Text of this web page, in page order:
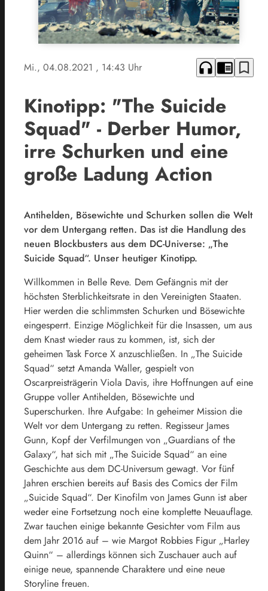
Mi., 04.08.2021 , 14:43 Uhr headphones chrome_reader_mode bookmark_border
Kinotipp: "The Suicide
Squad" - Derber Humor,
irre Schurken und eine
große Ladung Action
Antihelden, Bösewichte und Schurken sollen die Welt
vor dem Untergang retten. Das ist die Handlung des
neuen Blockbusters aus dem DC-Universe: „The
Suicide Squad“. Unser heutiger Kinotipp.
Willkommen in Belle Reve. Dem Gefängnis mit der
höchsten Sterblichkeitsrate in den Vereinigten Staaten.
Hier werden die schlimmsten Schurken und Bösewichte
eingesperrt. Einzige Möglichkeit für die Insassen, um aus
dem Knast wieder raus zu kommen, ist, sich der
geheimen Task Force X anzuschließen. In „The Suicide
Squad“ setzt Amanda Waller, gespielt von
Oscarpreisträgerin Viola Davis, ihre Hoffnungen auf eine
Gruppe voller Antihelden, Bösewichte und
Superschurken. Ihre Aufgabe: In geheimer Mission die
Welt vor dem Untergang zu retten. Regisseur James
Gunn, Kopf der Verfilmungen von „Guardians of the
Galaxy“, hat sich mit „The Suicide Squad“ an eine
Geschichte aus dem DC-Universum gewagt. Vor fünf
Jahren erschien bereits auf Basis des Comics der Film
„Suicide Squad“. Der Kinofilm von James Gunn ist aber
weder eine Fortsetzung noch eine komplette Neuauflage.
Zwar tauchen einige bekannte Gesichter vom Film aus
dem Jahr 2016 auf – wie Margot Robbies Figur „Harley
Quinn“ – allerdings können sich Zuschauer auch auf
einige neue, spannende Charaktere und eine neue
Storyline freuen.